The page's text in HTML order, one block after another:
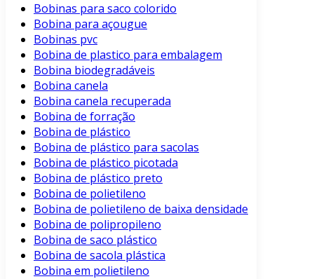
Bobinas para saco colorido
Bobina para açougue
Bobinas pvc
Bobina de plastico para embalagem
Bobina biodegradáveis
Bobina canela
Bobina canela recuperada
Bobina de forração
Bobina de plástico
Bobina de plástico para sacolas
Bobina de plástico picotada
Bobina de plástico preto
Bobina de polietileno
Bobina de polietileno de baixa densidade
Bobina de polipropileno
Bobina de saco plástico
Bobina de sacola plástica
Bobina em polietileno